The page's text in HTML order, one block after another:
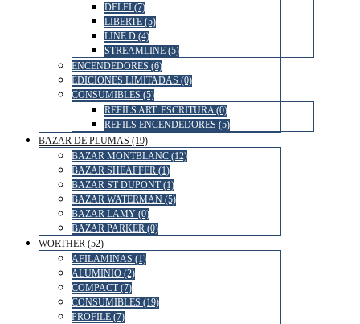
DELFI (7)
LIBERTE (5)
LINE D (4)
STREAMLINE (5)
ENCENDEDORES (6)
EDICIONES LIMITADAS (0)
CONSUMIBLES (5)
REFILS ART. ESCRITURA (0)
REFILS ENCENDEDORES (5)
BAZAR DE PLUMAS (19)
BAZAR MONTBLANC (12)
BAZAR SHEAFFER (1)
BAZAR ST DUPONT (1)
BAZAR WATERMAN (5)
BAZAR LAMY (0)
BAZAR PARKER (0)
WORTHER (52)
AFILAMINAS (1)
ALUMINIO (2)
COMPACT (7)
CONSUMIBLES (19)
PROFILE (7)